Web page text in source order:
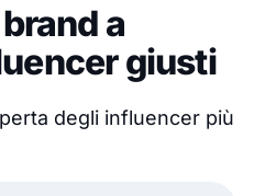
a
giusti
degli influencer più